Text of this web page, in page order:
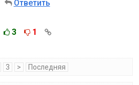
Ответить
3 1
3 > Последняя